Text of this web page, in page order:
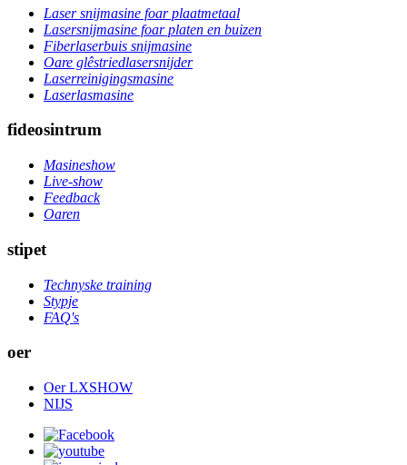
Laser snijmasine foar plaatmetaal
Lasersnijmasine foar platen en buizen
Fiberlaserbuis snijmasine
Oare glêstriedlasersnijder
Laserreinigingsmasine
Laserlasmasine
fideosintrum
Masineshow
Live-show
Feedback
Oaren
stipet
Technyske training
Stypje
FAQ's
oer
Oer LXSHOW
NIJS